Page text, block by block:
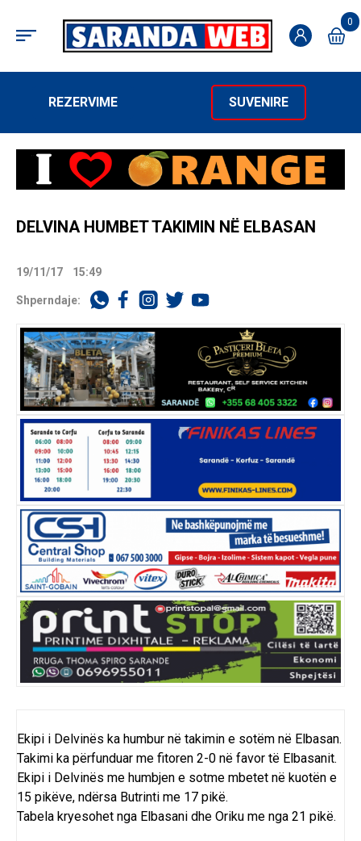
0
REZERVIME SUVENIRE
DELVINA HUMBET TAKIMIN NË ELBASAN
19/11/17 15:49
Shperndaje:
Ekipi i Delvinës ka humbur në takimin e sotëm në Elbasan.
Takimi ka përfunduar me fitoren 2-0 në favor të Elbasanit.
Ekipi i Delvinës me humbjen e sotme mbetet në kuotën e
15 pikëve, ndërsa Butrinti me 17 pikë.
Tabela kryesohet nga Elbasani dhe Oriku me nga 21 pikë.